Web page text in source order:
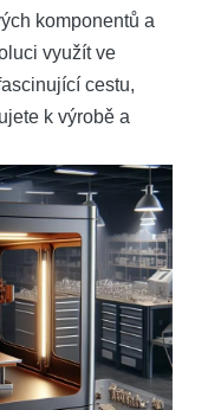
komponentů a
využít ve
cestu,
k výrobě a